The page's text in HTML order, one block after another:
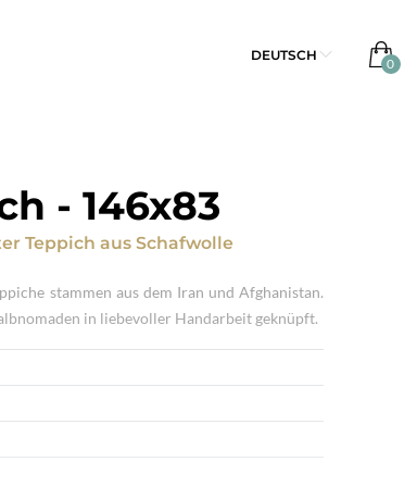
DEUTSCH
- 146x83
Teppich aus Schafwolle
stammen aus dem Iran und Afghanistan.
in liebevoller Handarbeit geknüpft.